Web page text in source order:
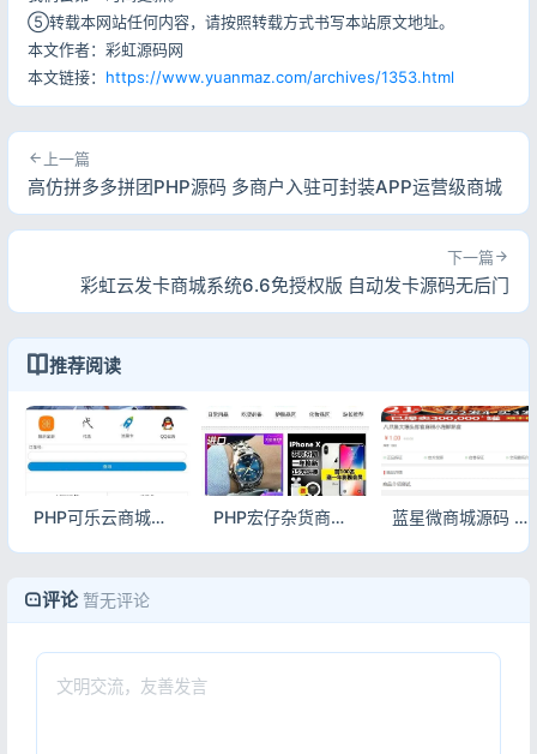
⑤转载本网站任何内容，请按照转载方式书写本站原文地址。
本文作者：彩虹源码网
本文链接： https://www.yuanmaz.com/archives/1353.html
上一篇
高仿拼多多拼团PHP源码 多商户入驻可封装APP运营级商城
下一篇
彩虹云发卡商城系统6.6免授权版 自动发卡源码无后门
推荐阅读
PHP可乐云商城源码 手机微商城系统完整源码 PHP宏仔杂货商城源码 支持多分站小店电商系统 蓝星微商城源码 带完整搭建教程 PHP5.6微商城系统
评论 暂无评论